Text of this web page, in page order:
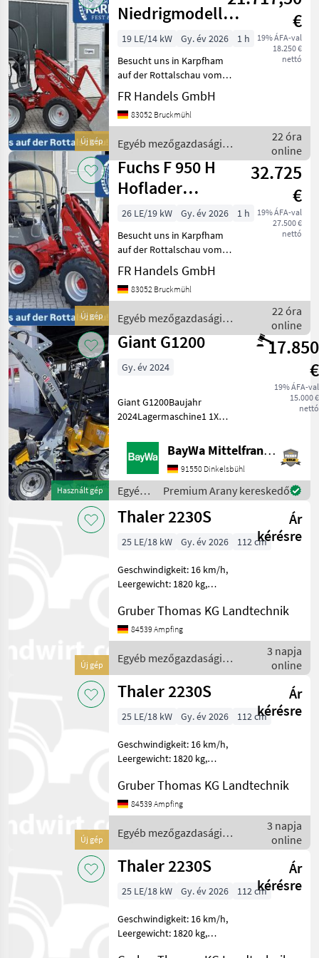
/ Giant
Új gép
Niedrigmodell
1,95 m
Gesamthöhe
Hoflader
€
19% ÁFA-val
18.250 €
nettó
19 LE/14 kW Gy. év 2026
1 h
Besucht uns in Karpfham
auf der Rottalschau vom
28.08. - 01.09.2026 am
Stand-Nr. 3312 Freigelände
Landtechnik ! Fuchs F 800
Gesamthöhe 1, 95 m): -
FR Handels GmbH
83052 Bruckmühl
Egyéb mezőgazdasági
erőgépek / Fuchs
22 óra
online
Új gép
Fuchs F 950 H
Hoflader
Kardanwelle 2.
Fahrstufen 20
km
32.725
€
19% ÁFA-val
27.500 €
nettó
26 LE/19 kW Gy. év 2026
1 h
Besucht uns in Karpfham
auf der Rottalschau vom
28.08. - 01.09.2026 am
Stand-Nr. 3312 Freigelände
Landtechnik ! Der robuste
Dieselmotor
FR Handels GmbH
83052 Bruckmühl
Egyéb mezőgazdasági
erőgépek / Fuchs
22 óra
online
Használt gép
Giant G1200
17.850
€
19% ÁFA-val
15.000 €
nettó
Gy. év 2024
Giant G1200Baujahr
2024Lagermaschine1 1X
LED V1 1X
HYDRAULIKKREISLAUF
(DOPPE1 2X
ARBEITSSCHEINWERFER
(LED)1 ARRETIERUNG FÜR
MECHANISCHER1 BEREIFU
BayWa Mittelfranken
91550 Dinkelsbühl
Egyéb
mezőgazdasági
erőgépek
Premium Arany kereskedő
Új gép
Thaler 2230S
Ár
kérésre
25 LE/18 kW Gy. év 2026 112 cm
Geschwindigkeit: 16 km/h,
Leergewicht: 1820 kg,
________ Technische
Daten: Motor 3 Zylinder
Yanmar, 18, 9 KW (25PS)
Hubraum 1331 ccm Kühlu
Gruber Thomas KG Landtechnik
84539 Ampfing
Egyéb mezőgazdasági
erőgépek / Thaler
3 napja
online
Új gép
Thaler 2230S
Ár
kérésre
25 LE/18 kW Gy. év 2026 112 cm
Geschwindigkeit: 16 km/h,
Leergewicht: 1820 kg,
________ Technische
Daten: Motor 3 Zylinder
Yanmar, 18, 9 KW (25PS)
Hubraum 1331 ccm Kühlu
Gruber Thomas KG Landtechnik
84539 Ampfing
Egyéb mezőgazdasági
erőgépek / Thaler
3 napja
online
Thaler 2230S
Ár
kérésre
25 LE/18 kW Gy. év 2026 112 cm
Geschwindigkeit: 16 km/h,
Leergewicht: 1820 kg,